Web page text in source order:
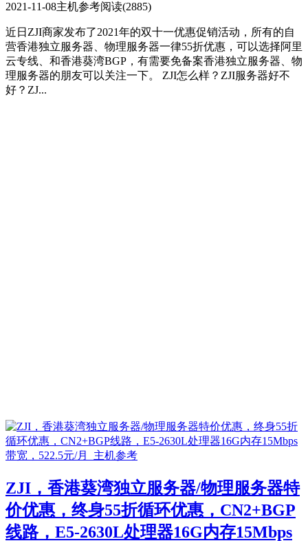
2021-11-08主机参考阅读(2885)
近日ZJI商家发布了2021年的双十一优惠促销活动，所有的自
营香港独立服务器、物理服务器一律55折优惠，可以选择阿里
云专线、和香港葵湾BGP，有需要免备案香港独立服务器、物
理服务器的朋友可以关注一下。 ZJI怎么样？ZJI服务器好不
好？ZJ...
ZJI，香港葵湾独立服务器/物理服务器特
价优惠，终身55折循环优惠，CN2+BGP
线路，E5-2630L处理器16G内存15Mbps